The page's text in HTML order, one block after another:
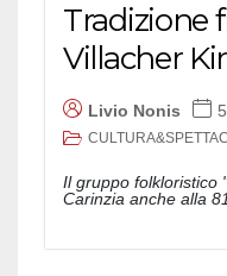
Tradizione
Villacher
Livio Nonis
Il gruppo folkloristico
Carinzia anche alla